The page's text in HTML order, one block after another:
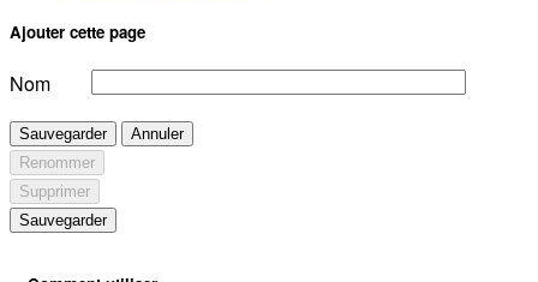
Ajouter cette page
Nom
Sauvegarder
Annuler
Renommer
Supprimer
Sauvegarder